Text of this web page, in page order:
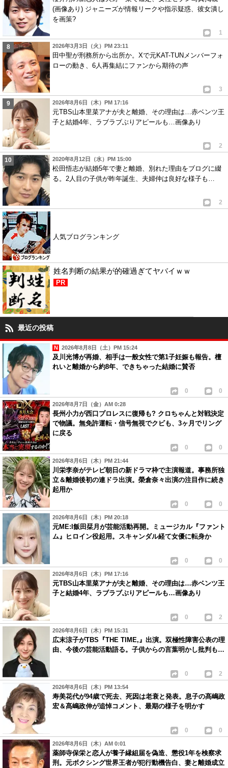
(画像あり) ジャニーズが情報リークや指示疑惑、彼女潰し
を画策?
1
2026年3月3日（火）PM 23:11
田中聖が刑務所から出所か。Xで元KAT-TUNメンバーフォ
ローの動き、6人再集結にファンから期待の声
3
2026年8月6日（木）PM 17:16
元TBS山本里菜アナが夫と離婚、その理由は…赤ベンツ王
子と結婚4年、ラブラブぶりアピールも…画像あり
2
2020年8月12日（水）PM 15:00
松田悟志が結婚5年で妻と離婚、別れた理由をブログに綴
る。2人目の子供が昨年誕生、夫婦仲は良好な様子も…
2
人気ブログランキング
姓名判断の結果が的確過ぎてヤバイｗｗ
PR
最近の投稿
2026年8月8日（土）PM 15:24
及川光博が再婚、相手は一般女性で第1子妊娠も報告。檀
れいと離婚から約8年、できちゃった結婚に賛否
0 0
2026年8月7日（金）AM 0:28
長州小力が西口プロレスに復帰も? クロちゃんと対戦決定
で物議。無免許運転・信号無視でクビも、3ヶ月でリング
に戻る
0 0
2026年8月6日（木）PM 21:44
川栄李奈がテレビ朝日の新ドラマ枠で主演報道。事務所独
立＆離婚後初の連ドラ出演。榮倉奈々出演の注目作に続き
起用か
0 0
2026年8月6日（木）PM 20:18
元ME:I飯田栞月が芸能活動再開。ミュージカル『ファント
ム』ヒロイン役起用。スキャンダル経て女優に転身か
0 0
2026年8月6日（木）PM 17:16
元TBS山本里菜アナが夫と離婚、その理由は…赤ベンツ王
子と結婚4年、ラブラブぶりアピールも…画像あり
0 2
2026年8月6日（木）PM 15:31
広末涼子がTBS『THE TIME,』出演。双極性障害公表の理
由、今後の芸能活動語る。子供からの言葉明かし批判も…
0 2
2026年8月6日（木）PM 13:54
寿美花代が94歳で死去、死因は老衰と発表。息子の髙嶋政
宏＆髙嶋政伸が追悼コメント、最期の様子を明かす
0 0
2026年8月6日（木）AM 0:01
薬師寺保栄と恋人が養子縁組届を偽造、懲役1年を検察求
刑。元ボクシング世界王者が犯行動機告白、妻と離婚成立